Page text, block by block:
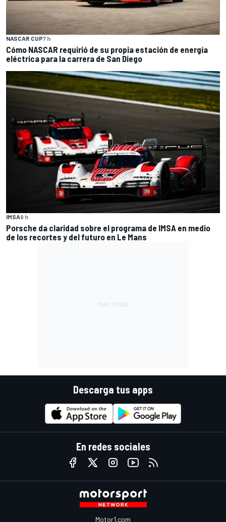
NASCAR CUP7 h
Cómo NASCAR requirió de su propia estación de energía
eléctrica para la carrera de San Diego
IMSA9 h
Porsche da claridad sobre el programa de IMSA en medio
de los recortes y del futuro en Le Mans
Descarga tus apps
En redes sociales
Motor1.com